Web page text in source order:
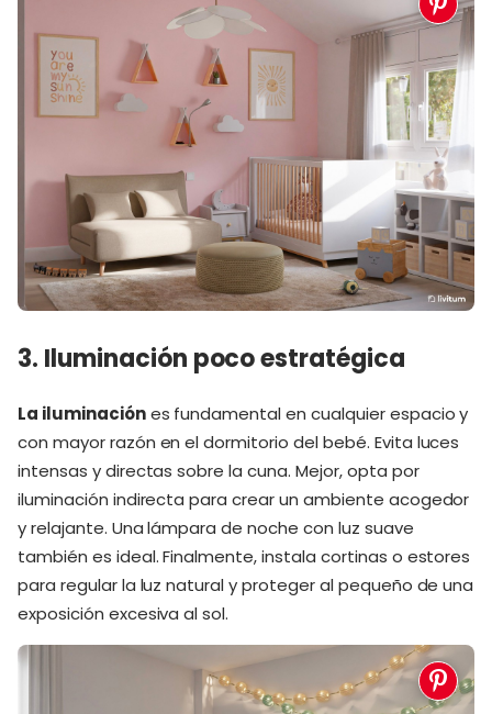
3. Iluminación poco estratégica
La iluminaciónes fundamental en cualquier espacio y
con mayor razón en el dormitorio del bebé. Evita luces
intensas y directas sobre la cuna. Mejor, opta por
iluminación indirecta para crear un ambiente acogedor
y relajante. Una lámpara de noche con luz suave
también es ideal. Finalmente, instala cortinas o estores
para regular la luz natural y proteger al pequeño de una
exposición excesiva al sol.